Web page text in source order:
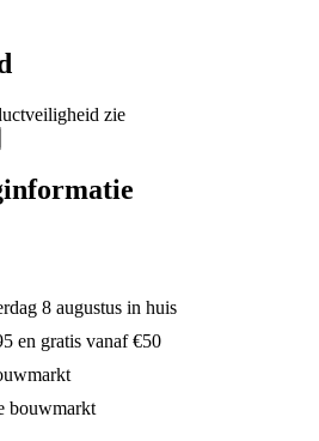
zie
8 augustus in huis
en gratis vanaf €50
bouwmarkt